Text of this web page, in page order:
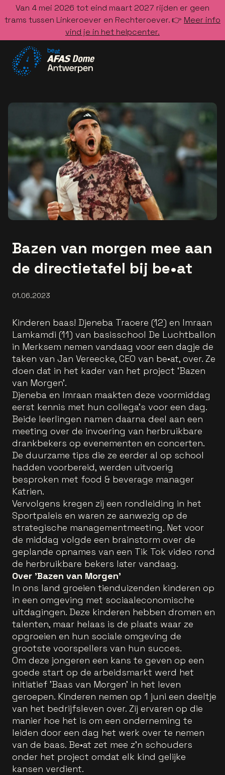
Van 4 mei 2026 tot eind maart 2027 rijden er geen
trams tussen Linkeroever en Rechteroever. 👉 Meer info
vind je in het helpcenter.
Bazen van morgen mee aan
de directietafel bij be•at
01.06.2023
Kinderen baas! Djeneba Traoere (12) en Imraan
Lamkamdi (11) van basisschool De Luchtballon
in Merksem nemen vandaag voor een dagje de
taken van Jan Vereecke, CEO van be•at, over. Ze
doen dat in het kader van het project ‘Bazen
van Morgen’.
Djeneba en Imraan maakten deze voormiddag
eerst kennis met hun collega's voor een dag.
Beide leerlingen namen daarna deel aan een
meeting over de invoering van herbruikbare
drankbekers op evenementen en concerten.
De duurzame tips die ze eerder al op school
hadden voorbereid, werden uitvoerig
besproken met food & beverage manager
Katrien.
Vervolgens kregen zij een rondleiding in het
Sportpaleis en waren ze aanwezig op de
strategische managementmeeting. Net voor
de middag volgde een brainstorm over de
geplande opnames van een Tik Tok video rond
de herbruikbare bekers later vandaag.
Over 'Bazen van Morgen'
In ons land groeien tienduizenden kinderen op
in een omgeving met sociaaleconomische
uitdagingen. Deze kinderen hebben dromen en
talenten, maar helaas is de plaats waar ze
opgroeien en hun sociale omgeving de
grootste voorspellers van hun succes.
Om deze jongeren een kans te geven op een
goede start op de arbeidsmarkt werd het
initiatief 'Baas van Morgen' in het leven
geroepen. Kinderen nemen op 1 juni een deeltje
van het bedrijfsleven over. Zij ervaren op die
manier hoe het is om een onderneming te
leiden door een dag het werk over te nemen
van de baas. Be•at zet mee z'n schouders
onder het project omdat elk kind gelijke
kansen verdient.